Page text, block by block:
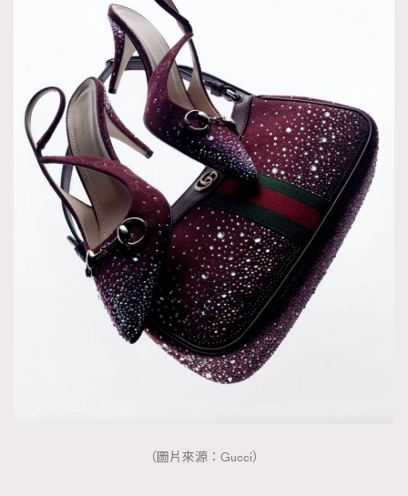
（圖片來源：Gucci）